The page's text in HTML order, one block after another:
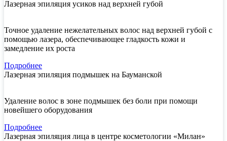
Лазерная эпиляция усиков над верхней губой
Точное удаление нежелательных волос над верхней губой с
помощью лазера, обеспечивающее гладкость кожи и
замедление их роста
Подробнее
Лазерная эпиляция подмышек на Бауманской
Удаление волос в зоне подмышек без боли при помощи
новейшего оборудования
Подробнее
Лазерная эпиляция лица в центре косметологии «Милан»